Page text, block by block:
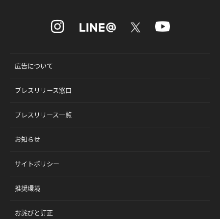
広告について
プレスリリース窓口
プレスリリース一覧
お知らせ
サイトポリシー
推奨環境
お詫びと訂正